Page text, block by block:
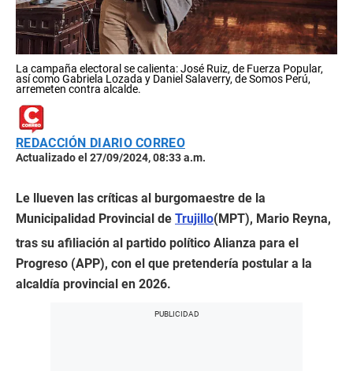
La campaña electoral se calienta: José Ruiz, de Fuerza Popular,
así como Gabriela Lozada y Daniel Salaverry, de Somos Perú,
arremeten contra alcalde.
REDACCIÓN DIARIO CORREO
Actualizado el 27/09/2024, 08:33 a.m.
Le llueven las críticas al burgomaestre de la
Municipalidad Provincial de Trujillo(MPT), Mario Reyna,
tras su afiliación al partido político Alianza para el
Progreso (APP), con el que pretendería postular a la
alcaldía provincial en 2026.